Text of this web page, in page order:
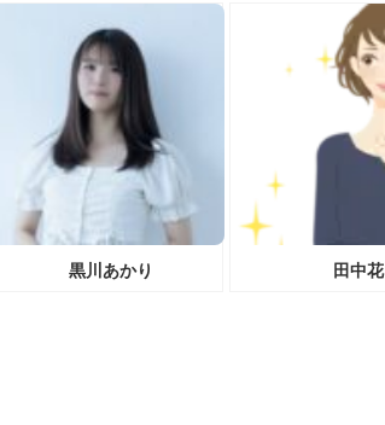
黒川あかり 田中花